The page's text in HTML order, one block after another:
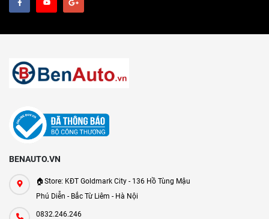
BENAUTO.VN
🏠Store: KĐT Goldmark City - 136 Hồ Tùng Mậu
Phú Diễn - Bắc Từ Liêm - Hà Nội
0832.246.246